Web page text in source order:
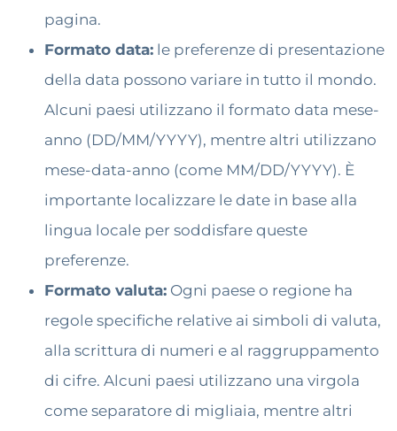
pagina.
Formato data: le preferenze di presentazione
della data possono variare in tutto il mondo.
Alcuni paesi utilizzano il formato data mese-
anno (DD/MM/YYYY), mentre altri utilizzano
mese-data-anno (come MM/DD/YYYY). È
importante localizzare le date in base alla
lingua locale per soddisfare queste
preferenze.
Formato valuta: Ogni paese o regione ha
regole specifiche relative ai simboli di valuta,
alla scrittura di numeri e al raggruppamento
di cifre. Alcuni paesi utilizzano una virgola
come separatore di migliaia, mentre altri